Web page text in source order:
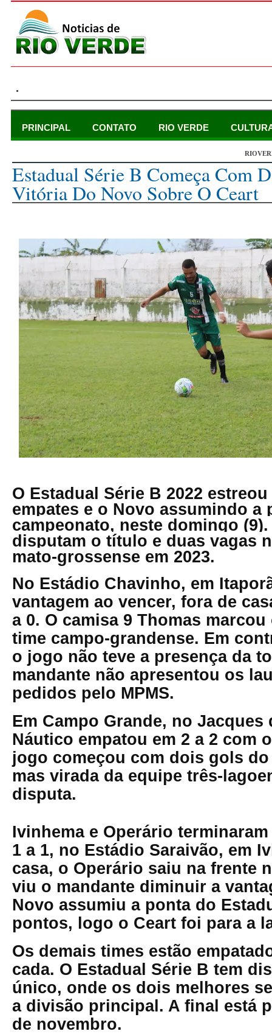
.
PRINCIPAL CONTATO RIO VERDE
Estadual Série B Começa Com
Vitória Do Novo Sobre O Ceart
O Estadual Série B 2022
empates e o Novo assumindo a
campeonato, neste domingo
disputam o título e duas vagas
mato-grossense em 2023.
No Estádio Chavinho, em
vantagem ao vencer, fora de
a 0. O camisa 9 Thomas
time campo-grandense. Em
o jogo não teve a presença da
mandante não apresentou os
pedidos pelo MPMS.
Em Campo Grande, no Jacques
Náutico empatou em 2 a 2 com
jogo começou com dois gols do
mas virada da equipe três-
disputa.
Ivinhema e Operário
1 a 1, no Estádio Saraivão, em
casa, o Operário saiu na frente
viu o mandante diminuir a
Novo assumiu a ponta do
pontos, logo o Ceart foi para a
Os demais times estão
cada. O Estadual Série B tem
único, onde os dois melhores
a divisão principal. A final está
de novembro.